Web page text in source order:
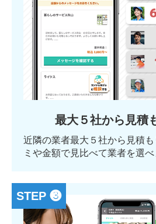
最大５社から見積
近隣の業者最大５社から見積
ミや金額で見比べて業者を選べ
STEP ❸